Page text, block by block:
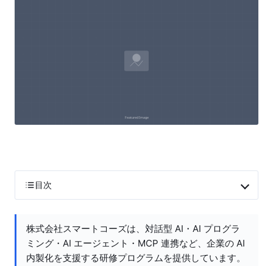
目次
株式会社スマートコーズは、対話型 AI・AI プログラ
ミング・AI エージェント・MCP 連携など、企業の AI
内製化を支援する研修プログラムを提供しています。